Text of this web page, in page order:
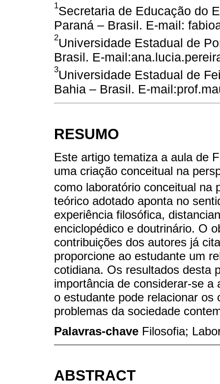
1Secretaria de Educação do
Paraná – Brasil. E-mail:
2Universidade Estadual de
Brasil. E-
3Universidade Estadual de
Bahia – Brasil. E-
RESUMO
Este artigo tematiza a aula de
uma criação conceitual na
como laboratório conceitual na
teórico adotado aponta no
experiência filosófica,
enciclopédico e doutrinário. O
contribuições dos autores já
proporcione ao estudante um
cotidiana. Os resultados desta
importância de considerar-se
o estudante pode relacionar
problemas da sociedade
Palavras-chave Filosofia;
ABSTRACT